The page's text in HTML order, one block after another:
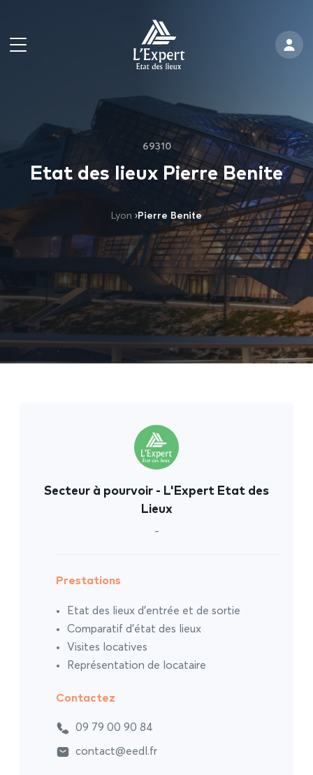
69310
Etat des lieux Pierre Benite
Lyon ›Pierre Benite
Secteur à pourvoir - L'Expert Etat des
Lieux
-
Prestations
Etat des lieux d’entrée et de sortie
Comparatif d’état des lieux
Visites locatives
Représentation de locataire
Contactez
09 79 00 90 84
contact@eedl.fr